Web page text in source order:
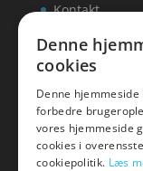
Kontakt
inks
Tlf: 7876 8672
Mail:
Denne
cookies
Denne
forbedre
vores hjemmeside
cookies i
cookiepolitik. Læs